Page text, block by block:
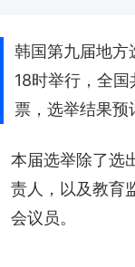
韩国第九届地方
18时举行，全
票，选举结果预
本届选举除了选
责人，以及教育
会议员。